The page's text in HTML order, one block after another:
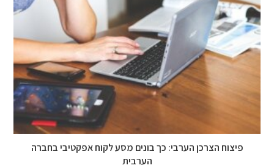
פיצוח הצרכן הערבי: כך בונים מסע לקוח אפקטיבי בחברה
הערבית